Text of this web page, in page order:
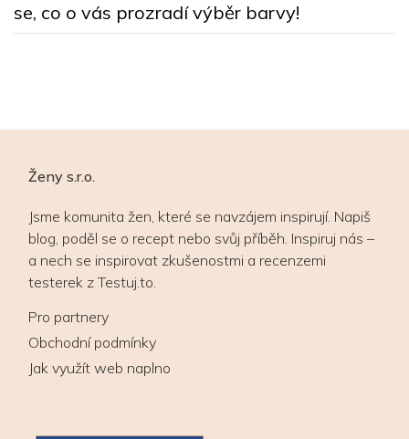
se, co o vás prozradí výběr barvy!
Ženy s.r.o.
Jsme komunita žen, které se navzájem inspirují. Napiš
blog, poděl se o recept nebo svůj příběh. Inspiruj nás –
a nech se inspirovat zkušenostmi a recenzemi
testerek z Testuj.to.
Pro partnery
Obchodní podmínky
Jak využít web naplno